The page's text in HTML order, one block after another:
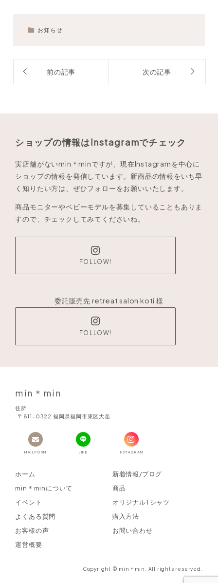
お知らせ
前の記事 次の記事
ショップの情報はInstagramでチェック
実店舗がないmin＊minですが、現在Instagramを中心に
ショップの情報を発信しています。新商品の情報をいち早
く知りたい方は、ぜひフォローをお願いいたします。
商品モニターやベビーモデルを募集していることもありま
すので、チェックしてみてくださいね。
FOLLOW!
委託販売先 retreat salon koti 様
FOLLOW!
min＊min
住所
〒811-0322 福岡県福岡市東区大岳
MAILFORM LINE INSTAGRAM
ホーム
min＊minについて
イベント
よくある質問
お客様の声
運営概要
新着情報/ブログ
商品
オリジナルTシャツ
購入方法
お問い合わせ
Copyright © min＊min. All rights reserved.